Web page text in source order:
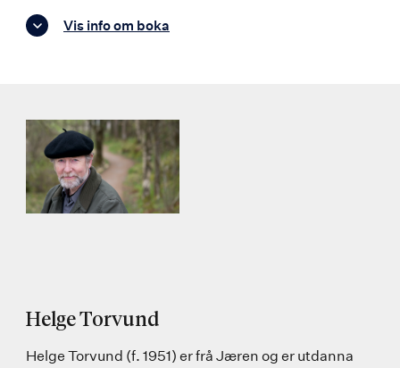
Vis info om boka
Helge Torvund
Helge Torvund (f. 1951) er frå Jæren og er utdanna